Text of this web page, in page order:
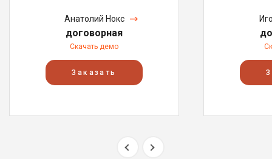
Анатолий Нокс
договорная
Скачать демо
Заказать